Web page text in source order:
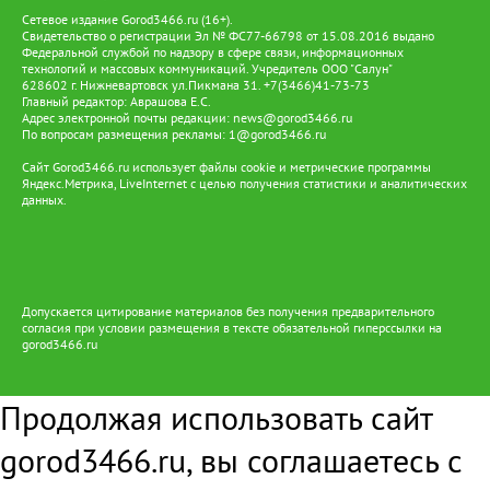
Сетевое издание Gorod3466.ru (16+).
Свидетельство о регистрации Эл № ФС77-66798 от 15.08.2016 выдано
Федеральной службой по надзору в сфере связи, информационных
технологий и массовых коммуникаций. Учредитель ООО "Салун"
628602 г. Нижневартовск ул.Пикмана 31. +7(3466)41-73-73
Главный редактор: Аврашова Е.С.
Адрес электронной почты редакции: news@gorod3466.ru
По вопросам размещения рекламы: 1@gorod3466.ru
Сайт Gorod3466.ru использует файлы cookie и метрические программы
Яндекс.Метрика, LiveInternet с целью получения статистики и аналитических
данных.
Допускается цитирование материалов без получения предварительного
согласия при условии размещения в тексте обязательной гиперссылки на
gorod3466.ru
Продолжая использовать сайт
gorod3466.ru, вы соглашаетесь с